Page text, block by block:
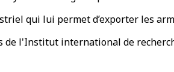
qui lui permet d’exporter les
l'Institut international de